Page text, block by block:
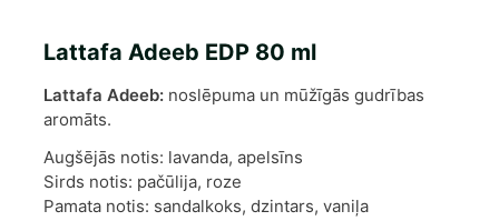
Lattafa Adeeb EDP 80 ml
Lattafa Adeeb: noslēpuma un mūžīgās gudrības
aromāts.
Augšējās notis: lavanda, apelsīns
Sirds notis: pačūlija, roze
Pamata notis: sandalkoks, dzintars, vaniļa